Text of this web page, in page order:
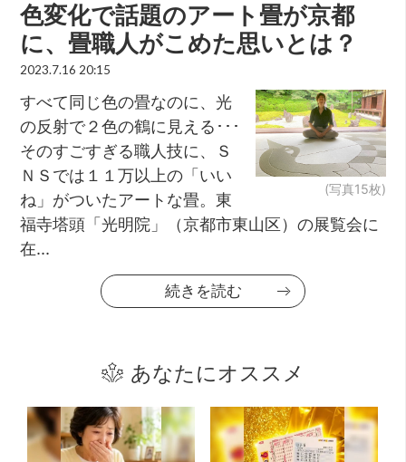
色変化で話題のアート畳が京都
に、畳職人がこめた思いとは？
2023.7.16 20:15
(写真15枚)
すべて同じ色の畳なのに、光
の反射で２色の鶴に見える･･･
そのすごすぎる職人技に、Ｓ
ＮＳでは１１万以上の「いい
ね」がついたアートな畳。東
福寺塔頭「光明院」（京都市東山区）の展覧会に
在...
続きを読む
あなたにオススメ